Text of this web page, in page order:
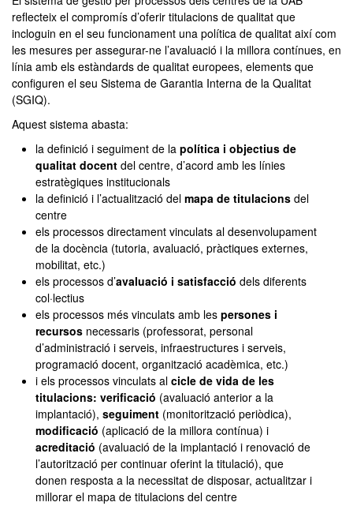
reflecteix el compromís d’oferir titulacions de qualitat que
incloguin en el seu funcionament una política de qualitat així com
les mesures per assegurar-ne l’avaluació i la millora contínues, en
línia amb els estàndards de qualitat europees, elements que
configuren el seu Sistema de Garantia Interna de la Qualitat
(SGIQ).
Aquest sistema abasta:
la definició i seguiment de la política i objectius de
qualitat docent del centre, d’acord amb les línies
estratègiques institucionals
la definició i l’actualització del mapa de titulacions del
centre
els processos directament vinculats al desenvolupament
de la docència (tutoria, avaluació, pràctiques externes,
mobilitat, etc.)
els processos d’avaluació i satisfacció dels diferents
col·lectius
els processos més vinculats amb les persones i
recursos necessaris (professorat, personal
d’administració i serveis, infraestructures i serveis,
programació docent, organització acadèmica, etc.)
i els processos vinculats al cicle de vida de les
titulacions: verificació (avaluació anterior a la
implantació), seguiment (monitorització periòdica),
modificació (aplicació de la millora contínua) i
acreditació (avaluació de la implantació i renovació de
l’autorització per continuar oferint la titulació), que
donen resposta a la necessitat de disposar, actualitzar i
millorar el mapa de titulacions del centre